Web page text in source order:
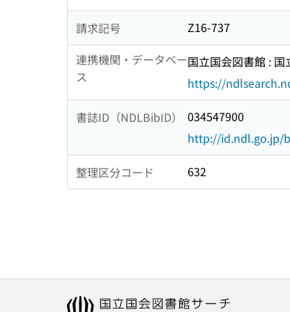
請求記号
Z16-737
連携機関・データベー
ス
国立国会図書館 :
https://
書誌ID（NDLBibID）
034547900
http://id.ndl.go.jp/
整理区分コード 632